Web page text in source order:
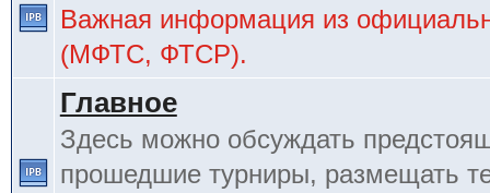
Важная информация из
(МФТС, ФТСР).
Главное
Здесь можно обсуждать
прошедшие турниры, размещать